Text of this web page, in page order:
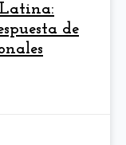
de